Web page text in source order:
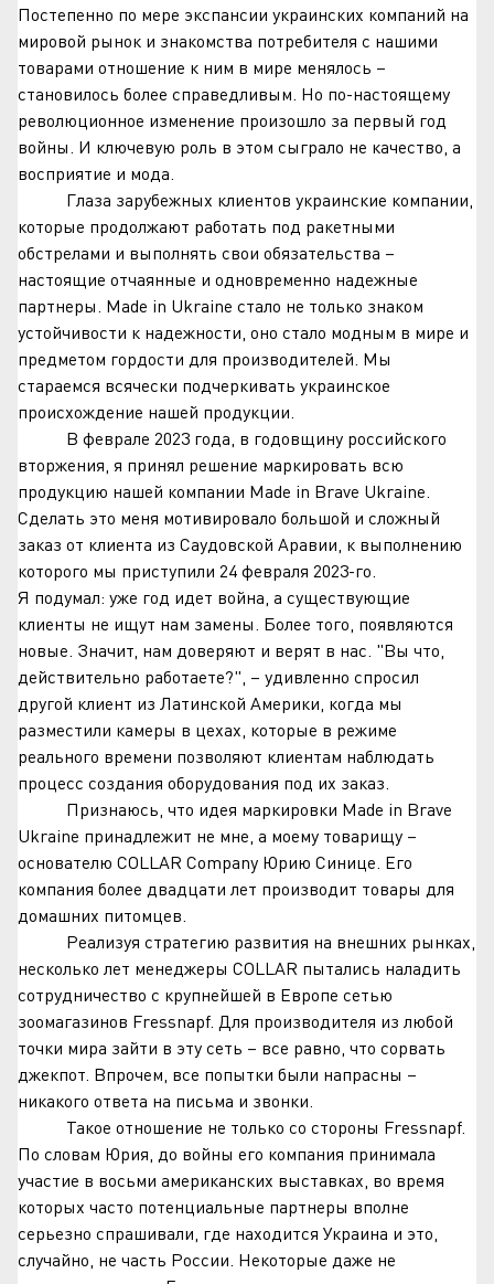
Постепенно по мере экспансии украинских компаний на
мировой рынок и знакомства потребителя с нашими
товарами отношение к ним в мире менялось –
становилось более справедливым. Но по-настоящему
революционное изменение произошло за первый год
войны. И ключевую роль в этом сыграло не качество, а
восприятие и мода.
Глаза зарубежных клиентов украинские компании,
которые продолжают работать под ракетными
обстрелами и выполнять свои обязательства –
настоящие отчаянные и одновременно надежные
партнеры. Made in Ukraine стало не только знаком
устойчивости к надежности, оно стало модным в мире и
предметом гордости для производителей. Мы
стараемся всячески подчеркивать украинское
происхождение нашей продукции.
В феврале 2023 года, в годовщину российского
вторжения, я принял решение маркировать всю
продукцию нашей компании Made in Brave Ukraine.
Сделать это меня мотивировало большой и сложный
заказ от клиента из Саудовской Аравии, к выполнению
которого мы приступили 24 февраля 2023-го.
Я подумал: уже год идет война, а существующие
клиенты не ищут нам замены. Более того, появляются
новые. Значит, нам доверяют и верят в нас. "Вы что,
действительно работаете?", – удивленно спросил
другой клиент из Латинской Америки, когда мы
разместили камеры в цехах, которые в режиме
реального времени позволяют клиентам наблюдать
процесс создания оборудования под их заказ.
Признаюсь, что идея маркировки Made in Brave
Ukraine принадлежит не мне, а моему товарищу –
основателю COLLAR Company Юрию Синице. Его
компания более двадцати лет производит товары для
домашних питомцев.
Реализуя стратегию развития на внешних рынках,
несколько лет менеджеры COLLAR пытались наладить
сотрудничество с крупнейшей в Европе сетью
зоомагазинов Fressnapf. Для производителя из любой
точки мира зайти в эту сеть – все равно, что сорвать
джекпот. Впрочем, все попытки были напрасны –
никакого ответа на письма и звонки.
Такое отношение не только со стороны Fressnapf.
По словам Юрия, до войны его компания принимала
участие в восьми американских выставках, во время
которых часто потенциальные партнеры вполне
серьезно спрашивали, где находится Украина и это,
случайно, не часть России. Некоторые даже не